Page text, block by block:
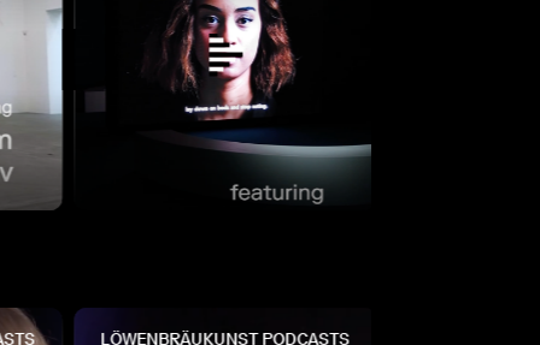
LÖWENBRÄUKUNST PODCASTS